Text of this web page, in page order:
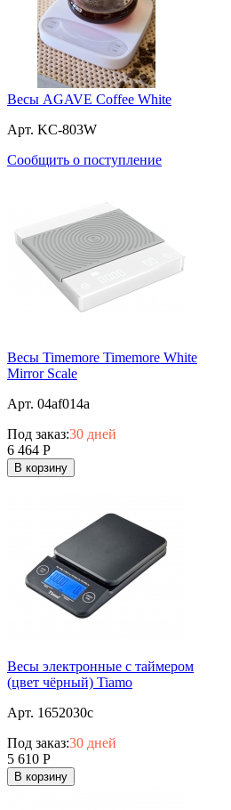
Весы AGAVE Coffee White
Арт. KC-803W
Сообщить о поступление
Весы Timemore Timemore White
Mirror Scale
Арт. 04af014a
Под заказ:30 дней
6 464 Р
В корзину
Весы электронные с таймером
(цвет чёрный) Tiamo
Арт. 1652030c
Под заказ:30 дней
5 610 Р
В корзину